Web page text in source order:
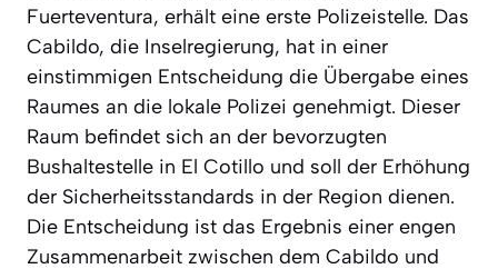
Fuerteventura, erhält eine erste Polizeistelle. Das
Cabildo, die Inselregierung, hat in einer
einstimmigen Entscheidung die Übergabe eines
Raumes an die lokale Polizei genehmigt. Dieser
Raum befindet sich an der bevorzugten
Bushaltestelle in El Cotillo und soll der Erhöhung
der Sicherheitsstandards in der Region dienen.
Die Entscheidung ist das Ergebnis einer engen
Zusammenarbeit zwischen dem Cabildo und